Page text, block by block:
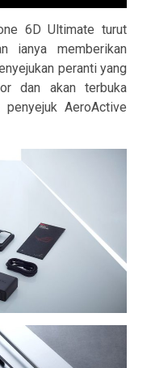
6D Ultimate turut
ianya memberikan
peranti yang
dan akan terbuka
AeroActive